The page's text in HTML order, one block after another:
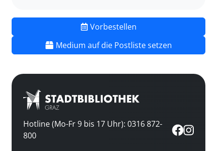
Vorbestellen
Medium auf die Postliste setzen
Hotline (Mo-Fr 9 bis 17 Uhr): 0316 872-
800